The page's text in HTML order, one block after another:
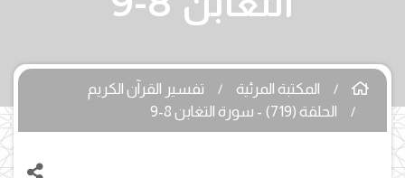
المكتبة المرئية
تفسير القرآن الكريم
الحلقة (719) - سورة التغابن 8-9